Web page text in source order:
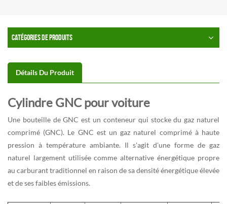
CATÉGORIES DE PRODUITS
Détails Du Produit
Cylindre GNC pour voiture
Une bouteille de GNC est un conteneur qui stocke du gaz naturel
comprimé (GNC). Le GNC est un gaz naturel comprimé à haute
pression à température ambiante. Il s'agit d'une forme de gaz
naturel largement utilisée comme alternative énergétique propre
au carburant traditionnel en raison de sa densité énergétique élevée
et de ses faibles émissions.